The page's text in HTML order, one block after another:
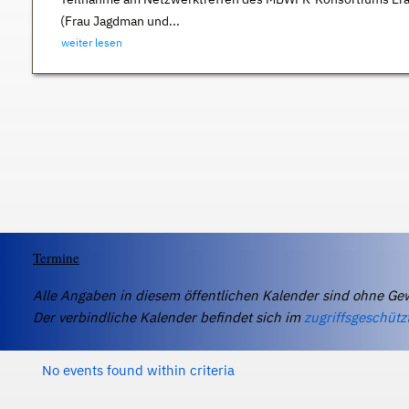
(Frau Jagdman und...
weiter lesen
Termine
Alle Angaben in diesem öffentlichen Kalender sind ohne
Der verbindliche Kalender befindet sich im
No events found within criteria